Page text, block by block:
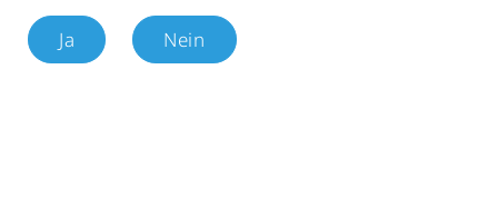
Ja Nein